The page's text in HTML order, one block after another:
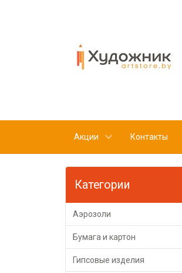
Акции Контакты
Категории
Аэрозоли
Бумага и картон
Гипсовые изделия